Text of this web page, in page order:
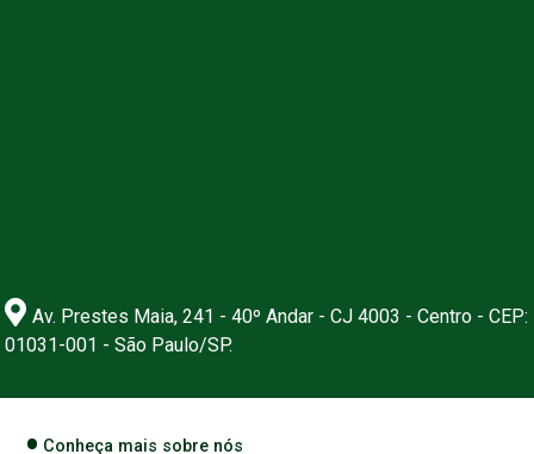
Av. Prestes Maia, 241 - 40º Andar - CJ 4003 - Centro - CEP:
01031-001 - São Paulo/SP.
Conheça mais sobre nós